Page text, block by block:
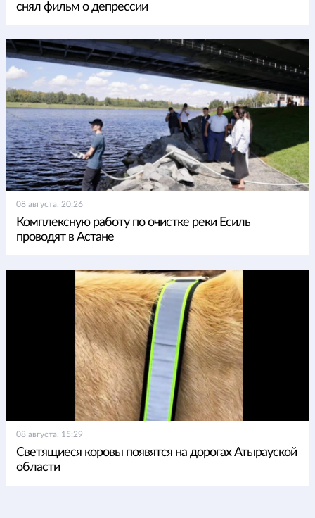
снял фильм о депрессии
08 августа, 20:26
Комплексную работу по очистке реки Есиль
проводят в Астане
08 августа, 15:29
Светящиеся коровы появятся на дорогах Атырауской
области